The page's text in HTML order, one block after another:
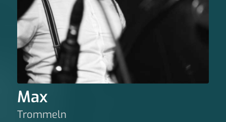
Max
Trommeln